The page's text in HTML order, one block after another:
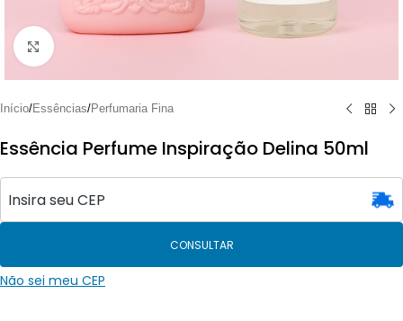
Início/Essências/Perfumaria Fina
Essência Perfume Inspiração Delina 50ml
CONSULTAR
Não sei meu CEP